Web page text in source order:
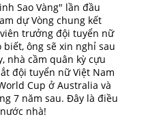
Sao Vàng" lần đầu
dự Vòng chung kết
trưởng đội tuyển nữ
ông sẽ xin nghỉ sau
nhà cầm quân kỳ cựu
đội tuyển nữ Việt Nam
Cup ở Australia và
7 năm sau. Đây là điều
nhà!